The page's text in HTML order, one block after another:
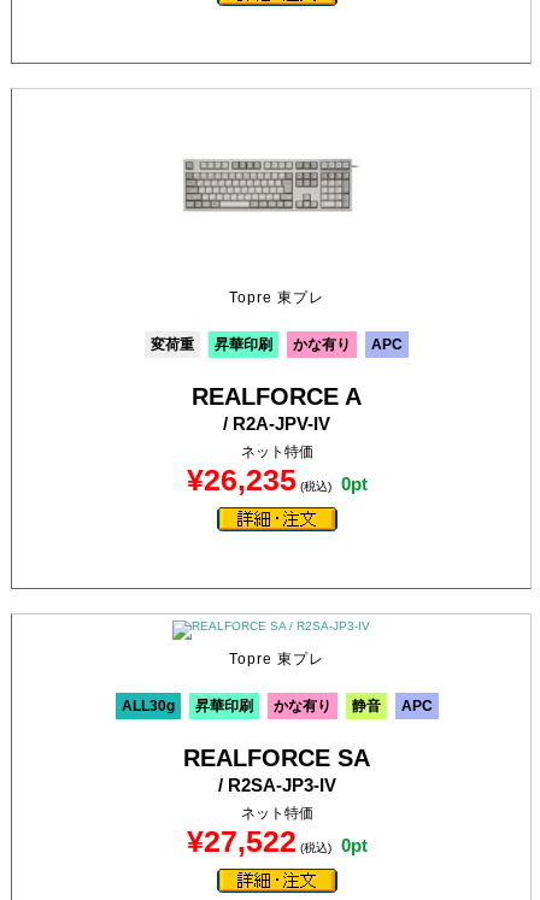
Topre 東プレ
変荷重 昇華印刷 かな有り APC
REALFORCE A
/ R2A-JPV-IV
ネット特価
¥26,235 (税込) 0pt
Topre 東プレ
ALL30g 昇華印刷 かな有り 静音 APC
REALFORCE SA
/ R2SA-JP3-IV
ネット特価
¥27,522 (税込) 0pt